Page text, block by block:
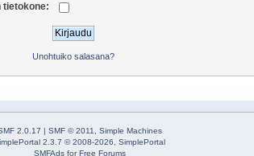
tietokone:
Unohtuiko salasana?
2.0.17 | SMF © 2011
Simple Machines
2.3.7 © 2008-2026, SimplePortal
SMFAdsforFree Forums